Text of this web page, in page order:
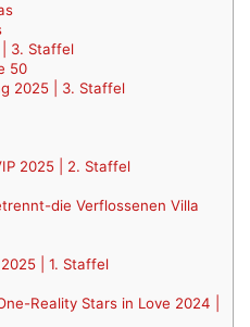
3. Staffel
50
2025 | 3. Staffel
2025 | 2. Staffel
die Verflossenen Villa
| 1. Staffel
Reality Stars in Love 2024 |